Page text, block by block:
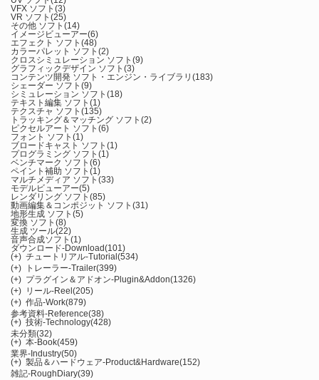
VFX ソフト (3)
VR ソフト (25)
その他 ソフト (14)
イメージビューアー(6)
エフェクト ソフト (48)
カラーパレット ソフト (2)
クロスシミュレーション ソフト (9)
グラフィックデザイン ソフト (3)
コンテンツ開発 ソフト・エンジン・ライブラリ (183)
シェーダー ソフト (9)
シミュレーション ソフト (18)
テキスト編集 ソフト (1)
テクスチャ ソフト (135)
トラッキング＆マッチング ソフト (2)
ピクセルアート ソフト (6)
フォント ソフト (1)
ブロードキャスト ソフト (1)
プログラミング ソフト (1)
ベンチマーク ソフト (6)
ペイント補助 ソフト (1)
マルチメディア ソフト (33)
モデルビューアー(5)
レンダリング ソフト (85)
動画編集＆コンポジット ソフト (31)
地形生成 ソフト (5)
変換 ソフト (8)
生成 ツール(22)
音声合成ソフト (1)
ダウンロード-Download(101)
(+) チュートリアル-Tutorial (534)
(+)
トレーラー-Trailer(399)
(+) プラグイン＆アドオン-Plugin&Addon(1326)
(+) リール-Reel (205)
(+) 作品-Work(879)
参考資料-Reference(38)
(+) 技術-Technology(428)
未分類(32)
(+) 本-Book(459)
業界-Industry(50)
(+) 製品＆ハードウェア-Product&Hardware(152)
雑記-RoughDiary(39)